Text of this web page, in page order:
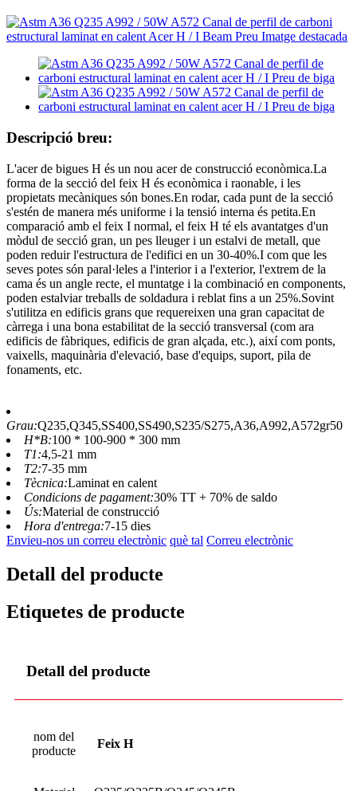
Descripció breu:
L'acer de bigues H és un nou acer de construcció econòmica.La
forma de la secció del feix H és econòmica i raonable, i les
propietats mecàniques són bones.En rodar, cada punt de la secció
s'estén de manera més uniforme i la tensió interna és petita.En
comparació amb el feix I normal, el feix H té els avantatges d'un
mòdul de secció gran, un pes lleuger i un estalvi de metall, que
poden reduir l'estructura de l'edifici en un 30-40%.I com que les
seves potes són paral·leles a l'interior i a l'exterior, l'extrem de la
cama és un angle recte, el muntatge i la combinació en components,
poden estalviar treballs de soldadura i reblat fins a un 25%.Sovint
s'utilitza en edificis grans que requereixen una gran capacitat de
càrrega i una bona estabilitat de la secció transversal (com ara
edificis de fàbriques, edificis de gran alçada, etc.), així com ponts,
vaixells, maquinària d'elevació, base d'equips, suport, pila de
fonaments, etc.
Grau:Q235,Q345,SS400,SS490,S235/S275,A36,A992,A572gr50
H*B:100 * 100-900 * 300 mm
T1:4,5-21 mm
T2:7-35 mm
Tècnica:Laminat en calent
Condicions de pagament:30% TT + 70% de saldo
Ús:Material de construcció
Hora d'entrega:7-15 dies
Envieu-nos un correu electrònic què tal Correu electrònic
Detall del producte
Etiquetes de producte
Detall del producte
nom del
producte
Feix H